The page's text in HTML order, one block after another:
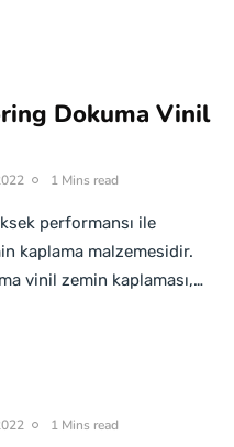
Dokuma Vinil
1 Mins read
performansı ile
kaplama malzemesidir.
vinil zemin kaplaması,…
1 Mins read